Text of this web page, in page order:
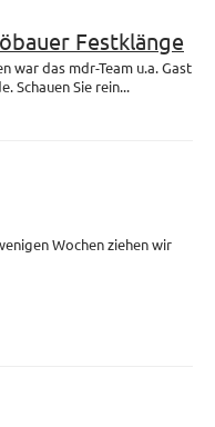
Festklänge
war das mdr-Team u.a. Gast
Schauen Sie rein...
Wochen ziehen wir